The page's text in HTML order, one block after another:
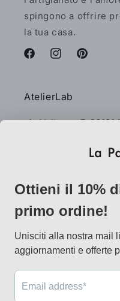
spingono a offrire
la tua casa.
FacebookInstagramPinterest
AtelierLab
via Vallazze 7, 20131
info@lapagoda.net
Mobile & what up
di